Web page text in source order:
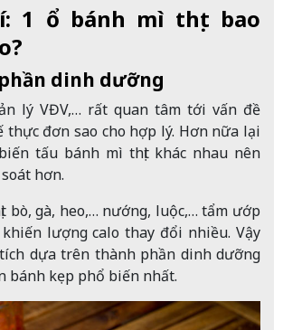
1 ổ bánh mì thịt bao
dinh dưỡng
lý VĐV,… rất quan tâm tới vấn đề
thực đơn sao cho hợp lý. Hơn nữa lại
tấu bánh mì thịt khác nhau nên
hơn.
bò, gà, heo,… nướng, luộc,… tẩm ướp
lượng calo thay đổi nhiều. Vậy
dựa trên thành phần dinh dưỡng
bánh kẹp phổ biến nhất.